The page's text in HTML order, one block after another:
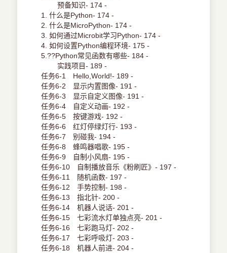
预备知识- 174 -
1. 什么是Python- 174 -
2. 什么是MicroPython- 174 -
3. 如何通过Microbit学习Python- 174 -
4. 如何设置Python编程环境- 175 -
5.??Python常见函数有哪些- 184 -
实践项目- 189 -
任务6-1 Hello,World!- 189 -
任务6-2 显示内置图像- 191 -
任务6-3 显示自定义图像- 191 -
任务6-4 自定义动画- 192 -
任务6-5 按键游戏- 192 -
任务6-6 红灯停绿灯行- 193 -
任务6-7 别碰我- 194 -
任务6-8 蜂鸣器唱歌- 195 -
任务6-9 自制小风扇- 195 -
任务6-10 自制播放音乐《粉刷匠》- 197 -
任务6-11 随机函数- 197 -
任务6-12 手势控制- 198 -
任务6-13 指北针- 200 -
任务6-14 机器人说话- 201 -
任务6-15 七彩流水灯单独点亮- 201 -
任务6-16 七彩跑马灯- 202 -
任务6-17 七彩呼吸灯- 203 -
任务6-18 机器人前进- 204 -